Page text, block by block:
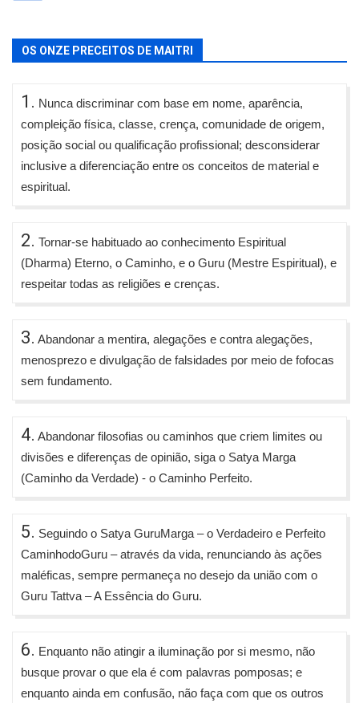
OS ONZE PRECEITOS DE MAITRI
1. Nunca discriminar com base em nome, aparência,
compleição física, classe, crença, comunidade de origem,
posição social ou qualificação profissional; desconsiderar
inclusive a diferenciação entre os conceitos de material e
espiritual.
2. Tornar-se habituado ao conhecimento Espiritual
(Dharma) Eterno, o Caminho, e o Guru (Mestre Espiritual), e
respeitar todas as religiões e crenças.
3. Abandonar a mentira, alegações e contra alegações,
menosprezo e divulgação de falsidades por meio de fofocas
sem fundamento.
4. Abandonar filosofias ou caminhos que criem limites ou
divisões e diferenças de opinião, siga o Satya Marga
(Caminho da Verdade) - o Caminho Perfeito.
5. Seguindo o Satya GuruMarga – o Verdadeiro e Perfeito
CaminhodoGuru – através da vida, renunciando às ações
maléficas, sempre permaneça no desejo da união com o
Guru Tattva – A Essência do Guru.
6. Enquanto não atingir a iluminação por si mesmo, não
busque provar o que ela é com palavras pomposas; e
enquanto ainda em confusão, não faça com que os outros